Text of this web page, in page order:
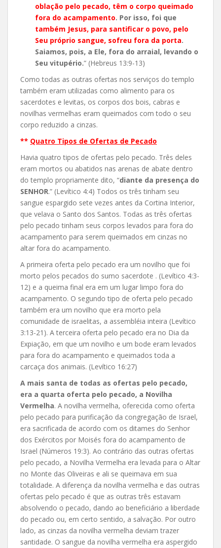
oblação pelo pecado, têm o corpo queimado
fora do acampamento. Por isso, foi que
também Jesus, para santificar o povo, pelo
Seu próprio sangue, sofreu fora da porta.
Saiamos, pois, a Ele, fora do arraial, levando o
Seu vitupério.” (Hebreus 13:9-13)
Como todas as outras ofertas nos serviços do templo
também eram utilizadas como alimento para os
sacerdotes e levitas, os corpos dos bois, cabras e
novilhas vermelhas eram queimados com todo o seu
corpo reduzido a cinzas.
** Quatro Tipos de Ofertas de Pecado
Havia quatro tipos de ofertas pelo pecado. Três deles
eram mortos ou abatidos nas arenas de abate dentro
do templo propriamente dito, “diante da presença do
SENHOR.” (Levítico 4:4) Todos os três tinham seu
sangue espargido sete vezes antes da Cortina Interior,
que velava o Santo dos Santos. Todas as três ofertas
pelo pecado tinham seus corpos levados para fora do
acampamento para serem queimados em cinzas no
altar fora do acampamento.
A primeira oferta pelo pecado era um novilho que foi
morto pelos pecados do sumo sacerdote . (Levítico 4:3-
12) e a queima final era em um lugar limpo fora do
acampamento. O segundo tipo de oferta pelo pecado
também era um novilho que era morto pela
comunidade de israelitas, a assembléia inteira (Levítico
3:13-21). A terceira oferta pelo pecado era no Dia da
Expiação, em que um novilho e um bode eram levados
para fora do acampamento e queimados toda a
carcaça dos animais. (Levítico 16:27)
A mais santa de todas as ofertas pelo pecado,
era a quarta oferta pelo pecado, a Novilha
Vermelha. A novilha vermelha, oferecida como oferta
pelo pecado para purificação da congregação de Israel,
era sacrificada de acordo com os ditames do Senhor
dos Exércitos por Moisés fora do acampamento de
Israel (Números 19:3). Ao contrário das outras ofertas
pelo pecado, a Novilha Vermelha era levada para o Altar
no Monte das Oliveiras e ali se queimava em sua
totalidade. A diferença da novilha vermelha e das outras
ofertas pelo pecado é que as outras três estavam
absolvendo o pecado, dando ao beneficiário a liberdade
do pecado ou, em certo sentido, a salvação. Por outro
lado, as cinzas da novilha vermelha deviam trazer
santidade. O sangue da novilha vermelha era aspergido